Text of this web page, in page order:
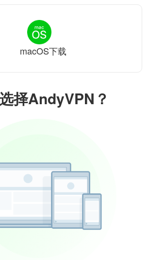
择AndyVPN？
macOS下载